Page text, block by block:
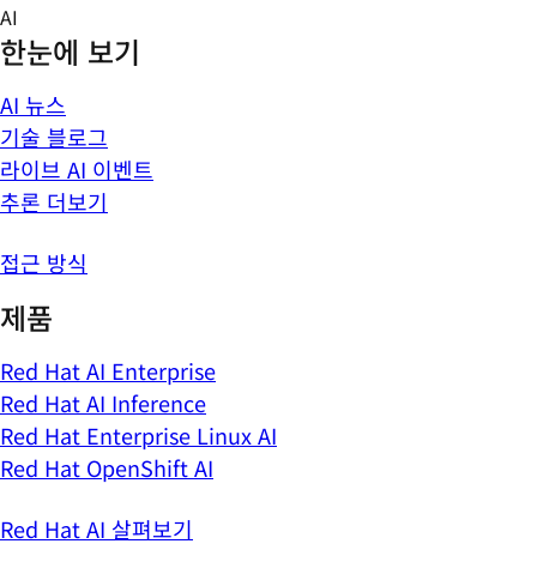
Skip
to
content
AI
한눈에 보기
AI 뉴스
기술 블로그
라이브 AI 이벤트
추론 더보기
접근 방식
제품
Red Hat AI Enterprise
Red Hat AI Inference
Red Hat Enterprise Linux AI
Red Hat OpenShift AI
Red Hat AI 살펴보기